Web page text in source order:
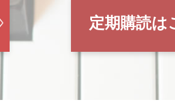
定期購読は